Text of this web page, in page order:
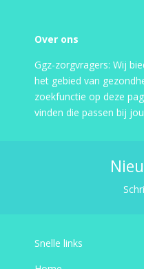
Over ons
Ggz-zorgvragers: Wij
het gebied van
zoekfunctie op deze
vinden die passen bij
Snelle links